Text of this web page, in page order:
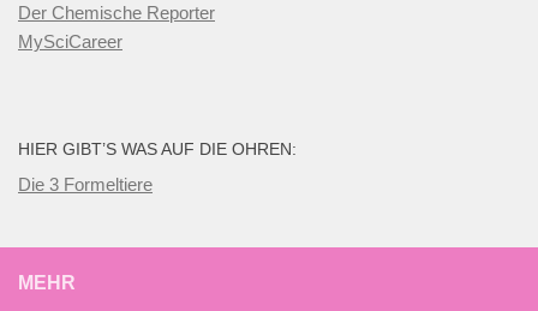
Der Chemische Reporter
MySciCareer
HIER GIBT’S WAS AUF DIE OHREN:
Die 3 Formeltiere
MEHR